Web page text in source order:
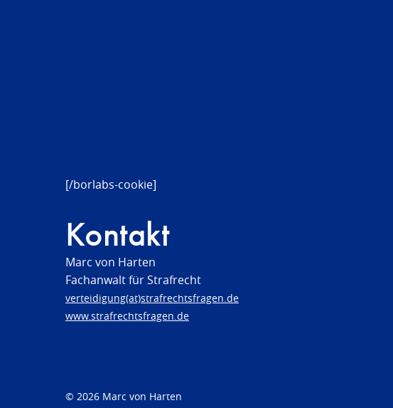
[/borlabs-cookie]
Kontakt
Marc von Harten
Fachanwalt für Strafrecht
verteidigung(at)strafrechtsfragen.de
www.strafrechtsfragen.de
© 2026 Marc von Harten